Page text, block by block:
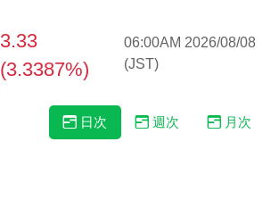
3.33
(3.3387%)
06:00AM 2026/08/08
(JST)
日次
週次 月次